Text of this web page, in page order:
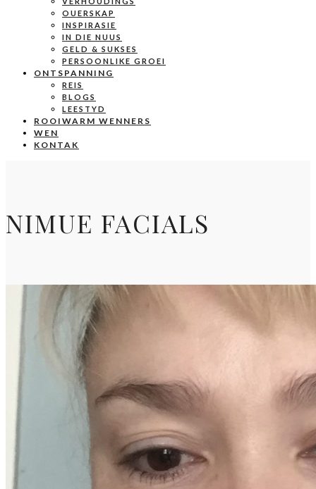
OUERSKAP
INSPIRASIE
IN DIE NUUS
GELD & SUKSES
PERSOONLIKE GROEI
ONTSPANNING
REIS
BLOGS
LEESTYD
ROOIWARM WENNERS
WEN
KONTAK
NIMUE FACIALS